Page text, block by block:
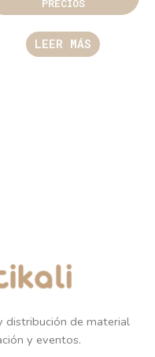
PRECIOS
LEER MÁS
distribución de material
y eventos.